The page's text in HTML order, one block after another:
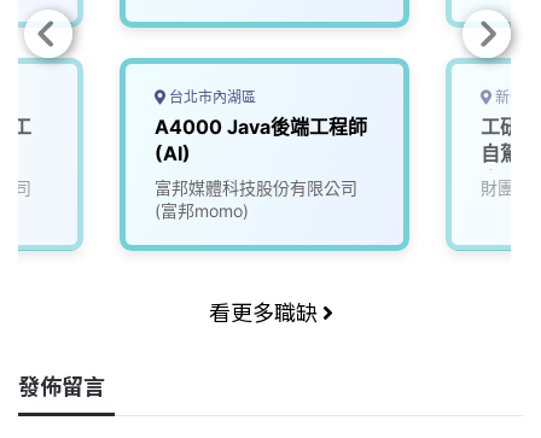
工
司
台北市內湖區
A4000 Java後端工程師
(AI)
富邦媒體科技股份有限公司
(富邦momo)
新竹
工研
自駕
人、
財團法
看更多職缺
發佈留言